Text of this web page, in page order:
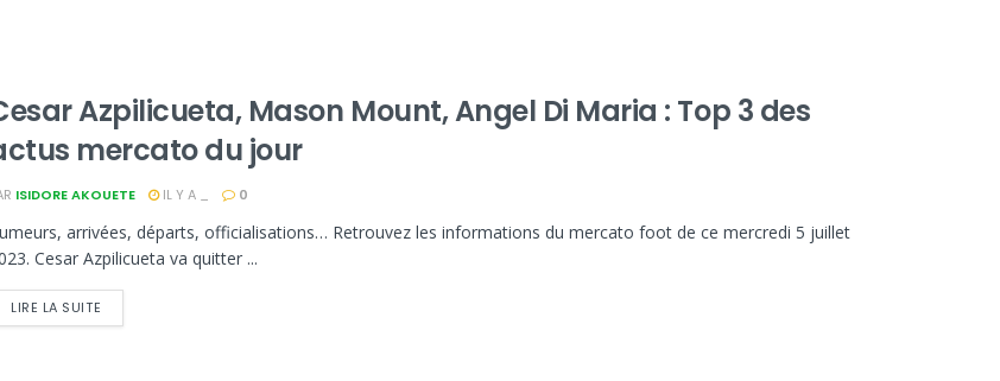
Azpilicueta, Mason Mount, Angel Di Maria : Top 3 des
mercato du jour
ISIDORE AKOUETE IL Y A _ 0
arrivées, départs, officialisations… Retrouvez les informations du mercato foot de ce mercredi 5 juillet
Cesar Azpilicueta va quitter ...
LIRE LA SUITE